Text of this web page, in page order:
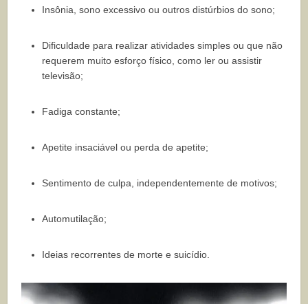
Insônia, sono excessivo ou outros distúrbios do sono;
Dificuldade para realizar atividades simples ou que não
requerem muito esforço físico, como ler ou assistir
televisão;
Fadiga constante;
Apetite insaciável ou perda de apetite;
Sentimento de culpa, independentemente de motivos;
Automutilação;
Ideias recorrentes de morte e suicídio.